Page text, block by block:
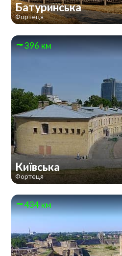
Батуринська
Фортеця
396 км
Київська
Фортеця
434 км